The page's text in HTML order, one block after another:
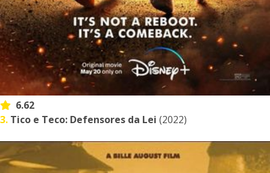
6.62
3. Tico e Teco: Defensores da Lei (2022)